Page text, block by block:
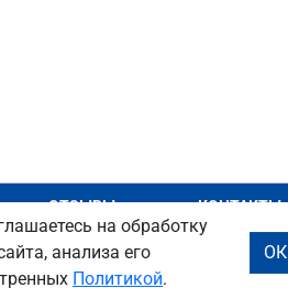
ОТЗЫВЫ КОНТАКТЫ
на обработку
анализа его
Политикой.
ОК